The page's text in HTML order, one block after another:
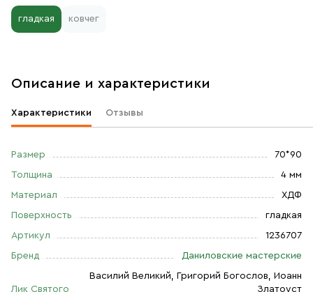
гладкая ковчег
Описание и характеристики
Характеристики Отзывы
Размер 70*90
Толщина 4 мм
Материал ХДФ
Поверхность гладкая
Артикул 1236707
Бренд Даниловские мастерские
Лик Святого
Василий Великий, Григорий Богослов, Иоанн
Златоуст